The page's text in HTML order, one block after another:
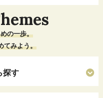
の一歩。
てみよう。
探す